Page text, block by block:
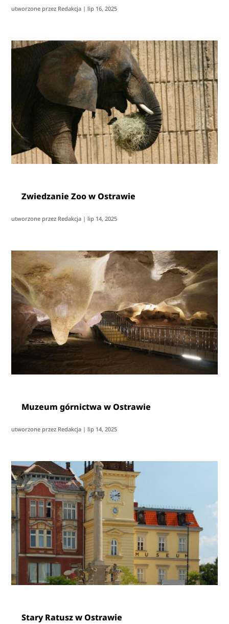
utworzone przez Redakcja | lip 16, 2025
Zwiedzanie Zoo w Ostrawie
utworzone przez Redakcja | lip 14, 2025
Muzeum górnictwa w Ostrawie
utworzone przez Redakcja | lip 14, 2025
Stary Ratusz w Ostrawie